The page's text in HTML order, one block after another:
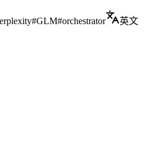
#GLM#orchestrator 英文